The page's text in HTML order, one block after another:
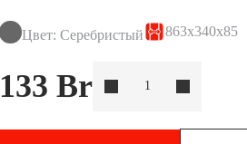
Цвет: Серебристый 863x340x85
133Br